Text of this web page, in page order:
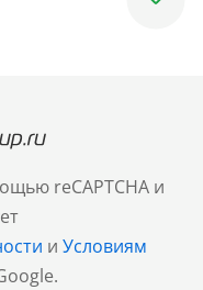
reCAPTCHA и
и Условиям